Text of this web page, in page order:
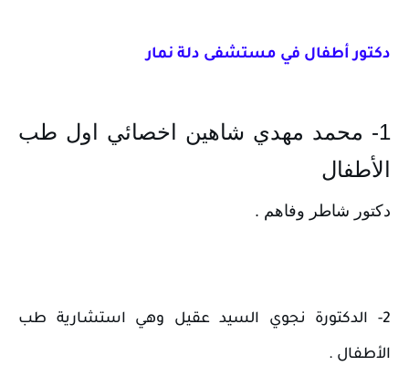
دكتور أطفال في مستشفى دلة نمار
الأطفال
دكتور شاطر وفاهم .
2- الدكتورة نجوي السيد عقيل وهي استشارية طب
الأطفال .